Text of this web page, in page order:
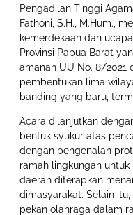
Pengadilan Tinggi
Fathoni, S.H., M.Hum.,
kemerdekaan dan
Provinsi Papua Barat
amanah UU No. 8/2021
pembentukan lima
banding yang baru,
Acara dilanjutkan
bentuk syukur atas
dengan pengenalan
ramah lingkungan
daerah diterapkan
dimasyarakat. Selain
pekan olahraga dalam